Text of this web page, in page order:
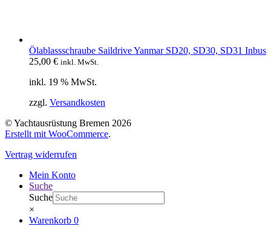
Ölablassschraube Saildrive Yanmar SD20, SD30, SD31 Inbus
25,00 € inkl. MwSt.
inkl. 19 % MwSt.
zzgl. Versandkosten
© Yachtausrüstung Bremen 2026
Erstellt mit WooCommerce.
Vertrag widerrufen
Mein Konto
Suche
Suche
×
Warenkorb 0